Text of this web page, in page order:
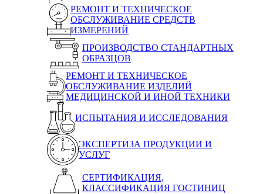
РЕМОНТ И ТЕХНИЧЕСКОЕ
ОБСЛУЖИВАНИЕ СРЕДСТВ
ИЗМЕРЕНИЙ
ПРОИЗВОДСТВО СТАНДАРТНЫХ
ОБРАЗЦОВ
РЕМОНТ И ТЕХНИЧЕСКОЕ
ОБСЛУЖИВАНИЕ ИЗДЕЛИЙ
МЕДИЦИНСКОЙ И ИНОЙ ТЕХНИКИ
ИСПЫТАНИЯ И ИССЛЕДОВАНИЯ
ЭКСПЕРТИЗА ПРОДУКЦИИ И
УСЛУГ
СЕРТИФИКАЦИЯ,
КЛАССИФИКАЦИЯ ГОСТИНИЦ